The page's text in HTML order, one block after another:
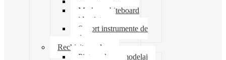
Marker whiteboard
evidentiator
Suport instrumente de
scris
Rechizite scolare
Pictura desen modelaj